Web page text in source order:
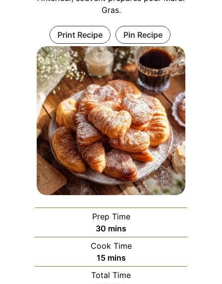
Gras.
Print Recipe Pin Recipe
Prep Time
30 minutes
mins
Cook Time
15minutes
mins
Total Time